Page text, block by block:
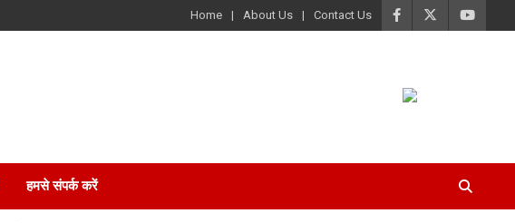
Home About Us Contact Us
हमसे संपर्क करें